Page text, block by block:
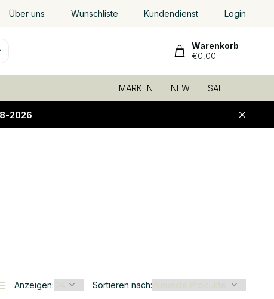
Über uns Wunschliste Kundendienst Login
Warenkorb
€0,00
MARKEN NEW SALE
2026
Anzeigen: Sortieren nach: